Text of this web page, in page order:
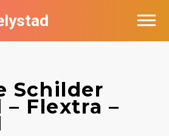
Schilder
– Flextra –
in Lelystad